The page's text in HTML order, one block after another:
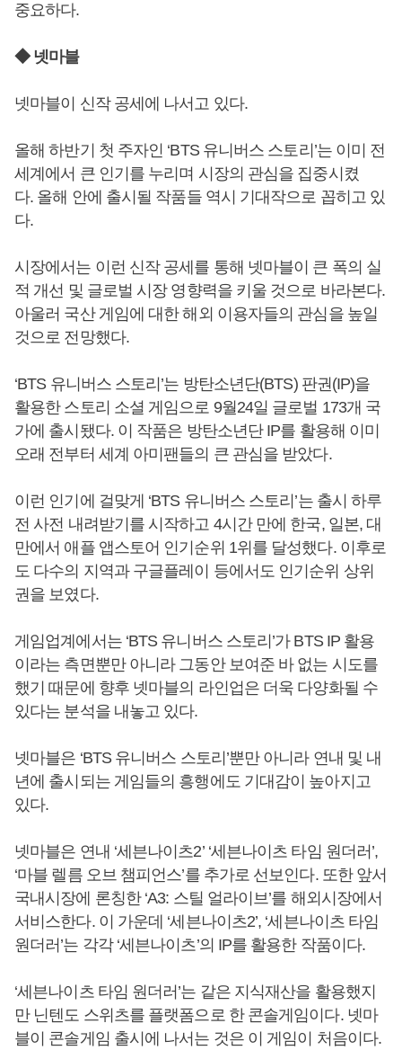
중요하다.
◆ 넷마블
넷마블이 신작 공세에 나서고 있다.
올해 하반기 첫 주자인 ‘BTS 유니버스 스토리’는 이미 전
세계에서 큰 인기를 누리며 시장의 관심을 집중시켰
다. 올해 안에 출시될 작품들 역시 기대작으로 꼽히고 있
다.
시장에서는 이런 신작 공세를 통해 넷마블이 큰 폭의 실
적 개선 및 글로벌 시장 영향력을 키울 것으로 바라본다.
아울러 국산 게임에 대한 해외 이용자들의 관심을 높일
것으로 전망했다.
‘BTS 유니버스 스토리’는 방탄소년단(BTS) 판권(IP)을
활용한 스토리 소셜 게임으로 9월24일 글로벌 173개 국
가에 출시됐다. 이 작품은 방탄소년단 IP를 활용해 이미
오래 전부터 세계 아미팬들의 큰 관심을 받았다.
이런 인기에 걸맞게 ‘BTS 유니버스 스토리’는 출시 하루
전 사전 내려받기를 시작하고 4시간 만에 한국, 일본, 대
만에서 애플 앱스토어 인기순위 1위를 달성했다. 이후로
도 다수의 지역과 구글플레이 등에서도 인기순위 상위
권을 보였다.
게임업계에서는 ‘BTS 유니버스 스토리’가 BTS IP 활용
이라는 측면뿐만 아니라 그동안 보여준 바 없는 시도를
했기 때문에 향후 넷마블의 라인업은 더욱 다양화될 수
있다는 분석을 내놓고 있다.
넷마블은 ‘BTS 유니버스 스토리’뿐만 아니라 연내 및 내
년에 출시되는 게임들의 흥행에도 기대감이 높아지고
있다.
넷마블은 연내 ‘세븐나이츠2’ ‘세븐나이츠 타임 원더러’,
‘마블 렐름 오브 챔피언스’를 추가로 선보인다. 또한 앞서
국내시장에 론칭한 ‘A3: 스틸 얼라이브’를 해외시장에서
서비스한다. 이 가운데 ‘세븐나이츠2’, ‘세븐나이츠 타임
원더러’는 각각 ‘세븐나이츠’의 IP를 활용한 작품이다.
‘세븐나이츠 타임 원더러’는 같은 지식재산을 활용했지
만 닌텐도 스위츠를 플랫폼으로 한 콘솔게임이다. 넷마
블이 콘솔게임 출시에 나서는 것은 이 게임이 처음이다.